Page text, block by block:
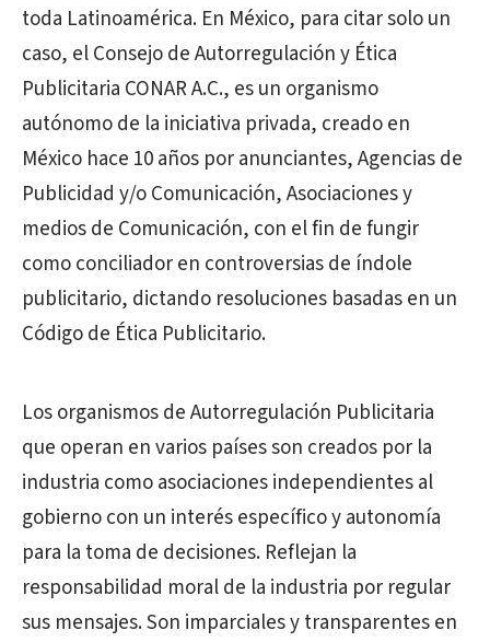
toda Latinoamérica. En México, para citar solo un
caso, el Consejo de Autorregulación y Ética
Publicitaria CONAR A.C., es un organismo
autónomo de la iniciativa privada, creado en
México hace 10 años por anunciantes, Agencias de
Publicidad y/o Comunicación, Asociaciones y
medios de Comunicación, con el fin de fungir
como conciliador en controversias de índole
publicitario, dictando resoluciones basadas en un
Código de Ética Publicitario.
Los organismos de Autorregulación Publicitaria
que operan en varios países son creados por la
industria como asociaciones independientes al
gobierno con un interés específico y autonomía
para la toma de decisiones. Reflejan la
responsabilidad moral de la industria por regular
sus mensajes. Son imparciales y transparentes en